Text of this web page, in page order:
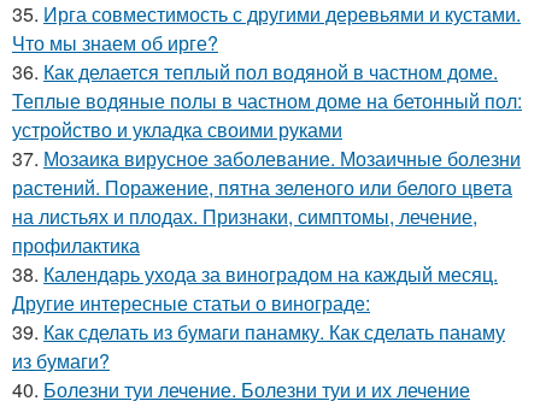
35. Ирга совместимость с другими деревьями и кустами.
Что мы знаем об ирге?
36. Как делается теплый пол водяной в частном доме.
Теплые водяные полы в частном доме на бетонный пол:
устройство и укладка своими руками
37. Мозаика вирусное заболевание. Мозаичные болезни
растений. Поражение, пятна зеленого или белого цвета
на листьях и плодах. Признаки, симптомы, лечение,
профилактика
38. Календарь ухода за виноградом на каждый месяц.
Другие интересные статьи о винограде:
39. Как сделать из бумаги панамку. Как сделать панаму
из бумаги?
40. Болезни туи лечение. Болезни туи и их лечение